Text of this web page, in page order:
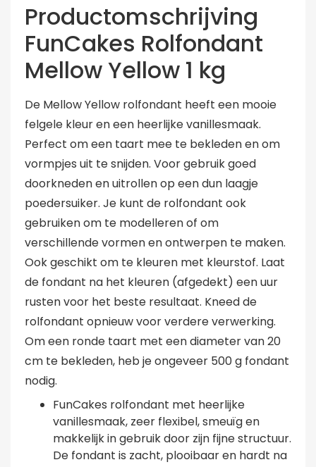
Productomschrijving
FunCakes Rolfondant
Mellow Yellow 1 kg
De Mellow Yellow rolfondant heeft een mooie
felgele kleur en een heerlijke vanillesmaak.
Perfect om een taart mee te bekleden en om
vormpjes uit te snijden. Voor gebruik goed
doorkneden en uitrollen op een dun laagje
poedersuiker. Je kunt de rolfondant ook
gebruiken om te modelleren of om
verschillende vormen en ontwerpen te maken.
Ook geschikt om te kleuren met kleurstof. Laat
de fondant na het kleuren (afgedekt) een uur
rusten voor het beste resultaat. Kneed de
rolfondant opnieuw voor verdere verwerking.
Om een ronde taart met een diameter van 20
cm te bekleden, heb je ongeveer 500 g fondant
nodig.
FunCakes rolfondant met heerlijke
vanillesmaak, zeer flexibel, smeuïg en
makkelijk in gebruik door zijn fijne structuur.
De fondant is zacht, plooibaar en hardt na